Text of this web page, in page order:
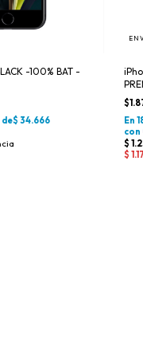
-100% BAT -